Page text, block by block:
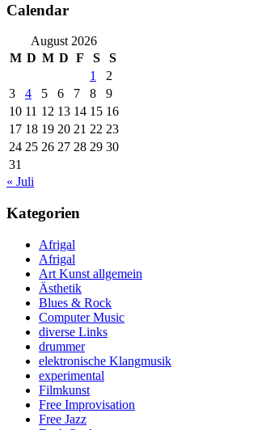
Calendar
August 2026
M D M D F S
S
1
2
3
4 5 6 7 8
9
10 11 12 13 14 15 16
17 18 19 20 21 22 23
24 25 26 27 28 29 30
31
« Juli
Kategorien
Afrigal
Afrigal
Art Kunst allgemein
Ästhetik
Blues & Rock
Computer Music
diverse Links
drummer
elektronische Klangmusik
experimental
Filmkunst
Free Improvisation
Free Jazz